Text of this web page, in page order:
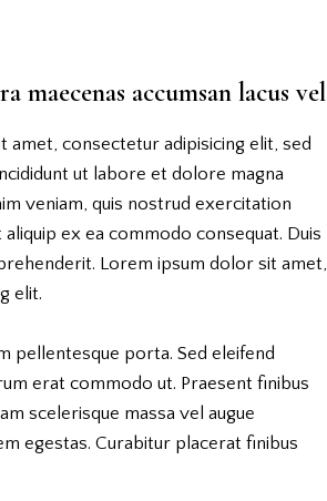
maecenas accumsan lacus vel
amet, consectetur adipisicing elit, sed
ut labore et dolore magna
veniam, quis nostrud exercitation
ex ea commodo consequat. Duis
Lorem ipsum dolor sit amet,
elit.
pellentesque porta. Sed eleifend
erat commodo ut. Praesent finibus
scelerisque massa vel augue
egestas. Curabitur placerat finibus